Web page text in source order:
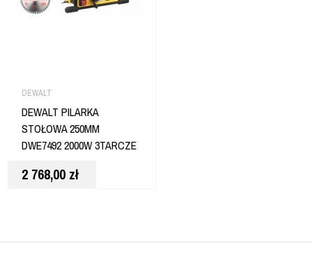
DEWALT
DEWALT PILARKA
STOŁOWA 250MM
DWE7492 2000W 3TARCZE
2 768,00 zł